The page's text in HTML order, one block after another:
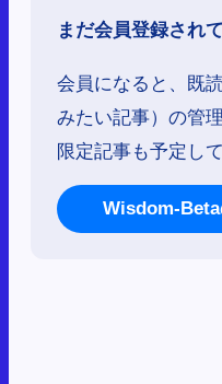
まだ会員登録され
会員になると、既
みたい記事）の管
限定記事も予定し
Wisdom-Beta